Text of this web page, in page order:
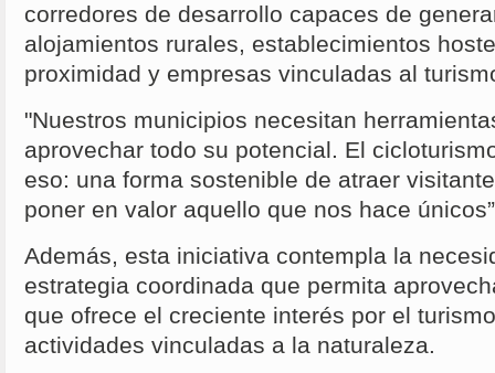
corredores de desarrollo capaces de
alojamientos rurales, establecimientos
proximidad y empresas vinculadas al
"Nuestros municipios necesitan
aprovechar todo su potencial. El
eso: una forma sostenible de atraer
poner en valor aquello que nos hace
Además, esta iniciativa contempla la
estrategia coordinada que permita
que ofrece el creciente interés por el
actividades vinculadas a la naturaleza.